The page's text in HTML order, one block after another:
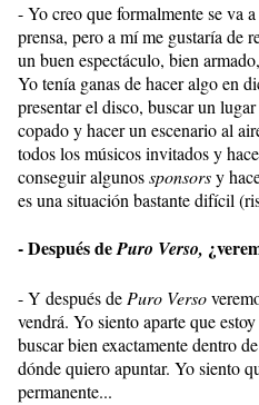
- Yo creo que formalmente se va
prensa, pero a mí me gustaría de
un buen espectáculo, bien
Yo tenía ganas de hacer algo en
presentar el disco, buscar un
copado y hacer un escenario al
todos los músicos invitados y
conseguir algunossponsorsy
es una situación bastante difícil
- Después dePuro Verso,
- Y después dePuro Verso
vendrá. Yo siento aparte que
buscar bien exactamente dentro
dónde quiero apuntar. Yo siento
permanente...